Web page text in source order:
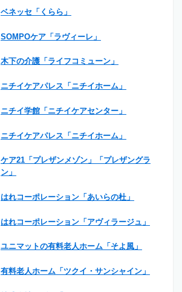
ベネッセ「くらら」
SOMPOケア「ラヴィーレ」
木下の介護「ライフコミューン」
ニチイケアパレス「ニチイホーム」
ニチイ学館「ニチイケアセンター」
ニチイケアパレス「ニチイホーム」
ケア21「プレザンメゾン」「プレザングラ
ン」
はれコーポレーション「あいらの杜」
はれコーポレーション「アヴィラージュ」
ユニマットの有料老人ホーム「そよ風」
有料老人ホーム「ツクイ・サンシャイン」